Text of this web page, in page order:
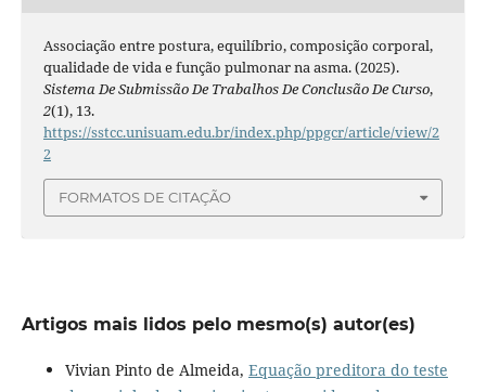
Associação entre postura, equilíbrio, composição corporal,
qualidade de vida e função pulmonar na asma. (2025).
Sistema De Submissão De Trabalhos De Conclusão De Curso,
2(1), 13.
https://sstcc.unisuam.edu.br/index.php/ppgcr/article/view/2
2
FORMATOS DE CITAÇÃO
Artigos mais lidos pelo mesmo(s) autor(es)
Vivian Pinto de Almeida, Equação preditora do teste